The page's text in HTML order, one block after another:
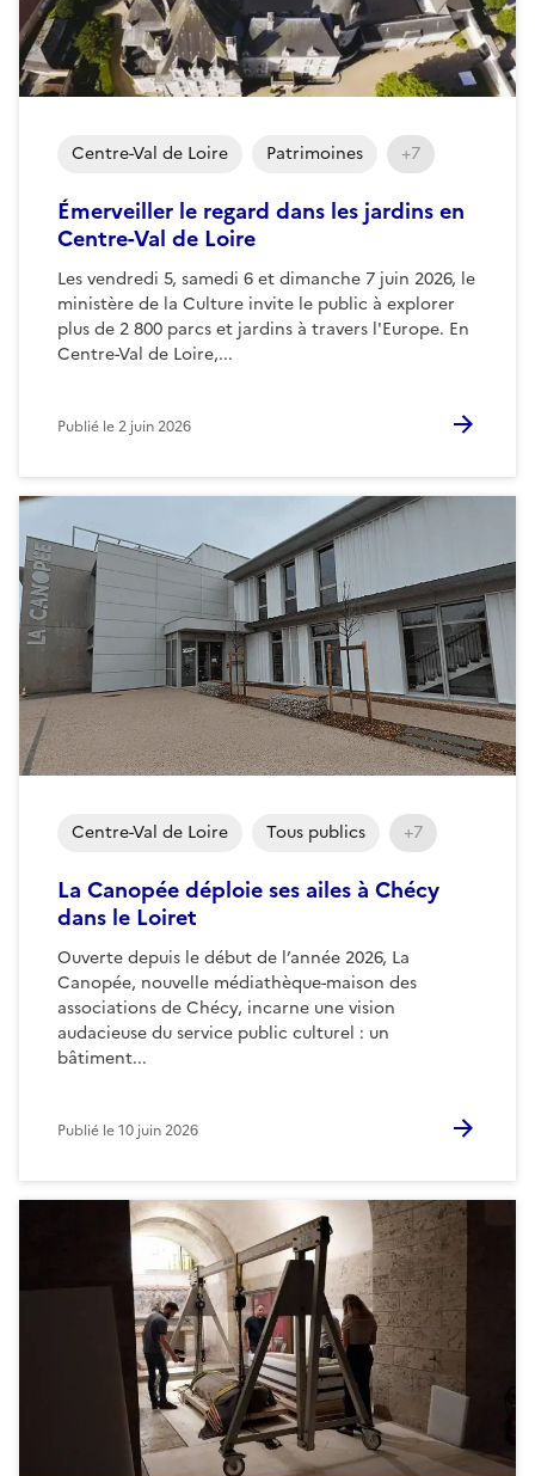
Émerveiller le regard dans les jardins en
Centre-Val de Loire
Les vendredi 5, samedi 6 et dimanche 7 juin 2026, le
ministère de la Culture invite le public à explorer
plus de 2 800 parcs et jardins à travers l'Europe. En
Centre-Val de Loire,...
Centre-Val de Loire Patrimoines +7
Publié le2 juin 2026
La Canopée déploie ses ailes à Chécy
dans le Loiret
Ouverte depuis le début de l’année 2026, La
Canopée, nouvelle médiathèque-maison des
associations de Chécy, incarne une vision
audacieuse du service public culturel : un
bâtiment...
Centre-Val de Loire Tous publics +7
Publié le10 juin 2026